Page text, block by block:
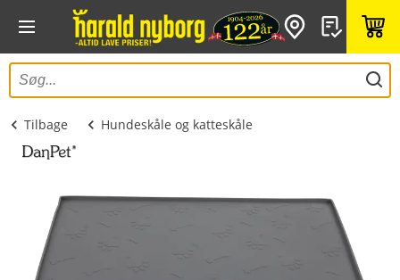
Tilbage Hundeskåle og katteskåle